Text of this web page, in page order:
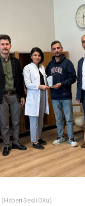
(Haberi Sesli Oku)